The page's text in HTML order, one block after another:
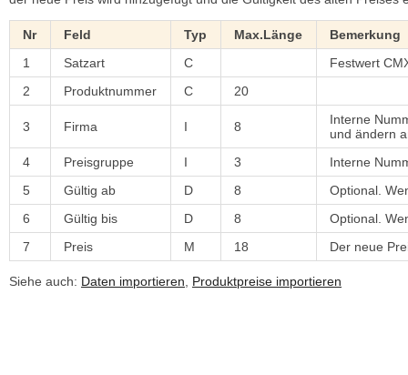
Nr Feld Typ Max.Länge
Bemerkung
1
Satzart C
Festwert
2
Produktnummer C 20
3 Firma I 8
Interne
und ändern
4
Preisgruppe I 3
Interne
5
Gültig ab D 8
Optional.
6
Gültig bis D 8
Optional.
7
Preis M 18 Der neue
Siehe auch: Daten importieren, Produktpreise importieren